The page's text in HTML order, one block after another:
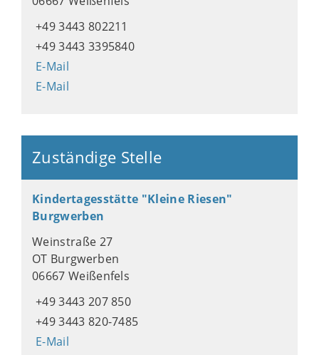
+49 3443 802211
+49 3443 3395840
E-Mail
E-Mail
Zuständige Stelle
Kindertagesstätte "Kleine Riesen"
Burgwerben
Weinstraße 27
OT Burgwerben
06667 Weißenfels
+49 3443 207 850
+49 3443 820-7485
E-Mail